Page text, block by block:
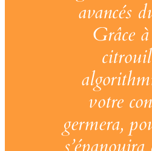
avancés
Grâce
votre
germera,